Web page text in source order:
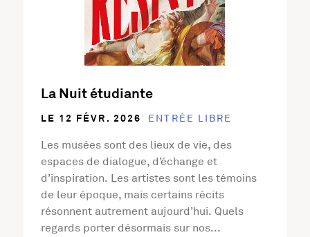
La Nuit étudiante
LE 12 FÉVR. 2026 ENTRÉE LIBRE
Les musées sont des lieux de vie, des
espaces de dialogue, d’échange et
d’inspiration. Les artistes sont les témoins
de leur époque, mais certains récits
résonnent autrement aujourd’hui. Quels
regards porter désormais sur nos...